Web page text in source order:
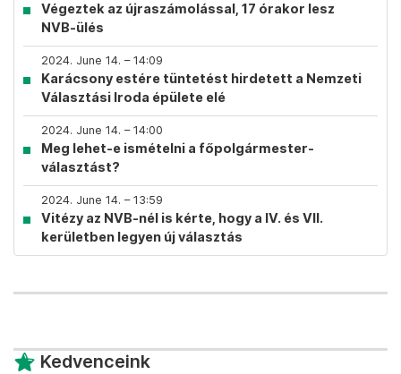
Végeztek az újraszámolással, 17 órakor lesz
NVB-ülés
2024. June 14. – 14:09
Karácsony estére tüntetést hirdetett a Nemzeti
Választási Iroda épülete elé
2024. June 14. – 14:00
Meg lehet-e ismételni a főpolgármester-
választást?
2024. June 14. – 13:59
Vitézy az NVB-nél is kérte, hogy a IV. és VII.
kerületben legyen új választás
Kedvenceink